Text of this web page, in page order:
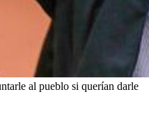
al pueblo si querían darle